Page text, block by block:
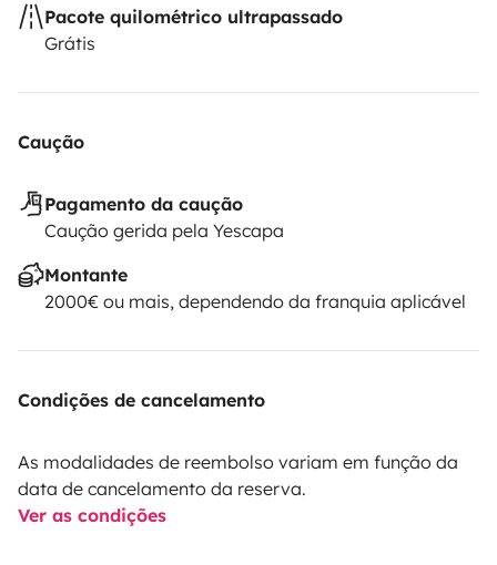
Pacote quilométrico ultrapassado
Grátis
Caução
Pagamento da caução
Caução gerida pela Yescapa
Montante
2000€ ou mais, dependendo da franquia aplicável
Condições de cancelamento
As modalidades de reembolso variam em função da
data de cancelamento da reserva.
Ver as condições